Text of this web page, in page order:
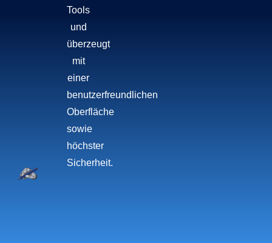
Tools
und
überzeugt
mit
einer
benutzerfreundlichen
Oberfläche
sowie
höchster
Sicherheit.